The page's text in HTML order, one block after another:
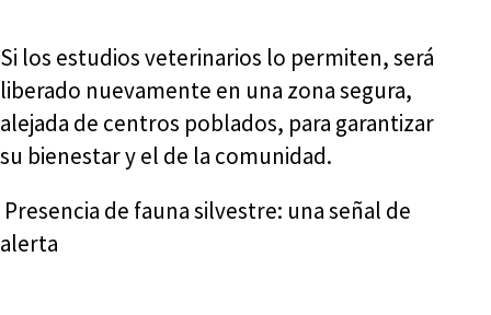
Si los estudios veterinarios lo permiten, será
liberado nuevamente en una zona segura,
alejada de centros poblados, para garantizar
su bienestar y el de la comunidad.
Presencia de fauna silvestre: una señal de
alerta